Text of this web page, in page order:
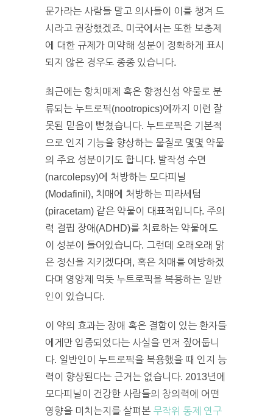
문가라는 사람들 말고 의사들이 이를 챙겨 드
시라고 권장했겠죠. 미국에서는 또한 보충제
에 대한 규제가 미약해 성분이 정확하게 표시
되지 않은 경우도 종종 있습니다.
최근에는 항치매제 혹은 향정신성 약물로 분
류되는 누트로픽(nootropics)에까지 이런 잘
못된 믿음이 뻗쳤습니다. 누트로픽은 기본적
으로 인지 기능을 향상하는 물질로 몇몇 약물
의 주요 성분이기도 합니다. 발작성 수면
(narcolepsy)에 처방하는 모다피닐
(Modafinil), 치매에 처방하는 피라세텀
(piracetam) 같은 약물이 대표적입니다. 주의
력 결핍 장애(ADHD)를 치료하는 약물에도
이 성분이 들어있습니다. 그런데 오래오래 맑
은 정신을 지키겠다며, 혹은 치매를 예방하겠
다며 영양제 먹듯 누트로픽을 복용하는 일반
인이 있습니다.
이 약의 효과는 장애 혹은 결함이 있는 환자들
에게만 입증되었다는 사실을 먼저 짚어둡니
다. 일반인이 누트로픽을 복용했을 때 인지 능
력이 향상된다는 근거는 없습니다. 2013년에
모다피닐이 건강한 사람들의 창의력에 어떤
영향을 미치는지를 살펴본 무작위 통제 연구